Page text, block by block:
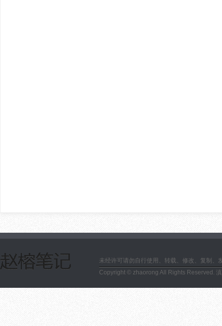
未经许可请勿自行使用、转载、修改、复制
Copyright © zhaorong All Rights Reserved.